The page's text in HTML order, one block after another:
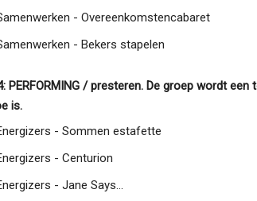
- Overeenkomstencabaret
- Bekers stapelen
PERFORMING / presteren. De groep wordt
is.
- Sommen estafette
- Centurion
- Jane Says...